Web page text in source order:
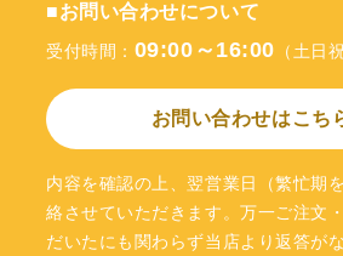
■お問い合わせについて
受付時間： 09:00～16:00 （土日
お問い合わせはこち
内容を確認の上、翌営業日（繁忙期
絡させていただきます。万一ご注文
だいたにも関わらず当店より返答が